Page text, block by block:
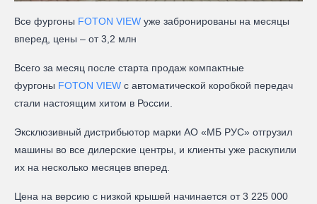
Все фургоны FOTON VIEW уже забронированы на месяцы
вперед, цены – от 3,2 млн
Всего за месяц после старта продаж компактные
фургоны FOTON VIEW с автоматической коробкой передач
стали настоящим хитом в России.
Эксклюзивный дистрибьютор марки АО «МБ РУС» отгрузил
машины во все дилерские центры, и клиенты уже раскупили
их на несколько месяцев вперед.
Цена на версию с низкой крышей начинается от 3 225 000